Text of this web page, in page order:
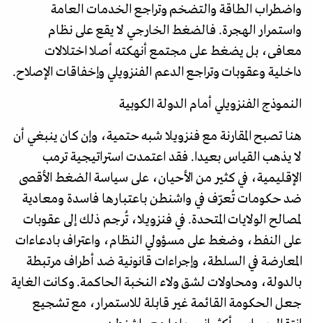
واضطراب الطاقة والتضخم وتراجع الخدمات العامة
واستمرار الهجرة. فالضغط الخارجي لا يقع على نظام
معافى، بل يضغط على مجتمع أنهكته أصلا اختلالات
داخلية وعقوبات وتراجع الدعم الفنزويلي وإخفاقات الإصلاح.
النموذج الفنزويلي أمام الدولة الكوبية
هنا تصبح المقارنة مع فنزويلا شبه حتمية، وإن كان ينبغي أن
لا يذهب القياس بعيدا. فقد اعتمدت استراتيجية ترمب
الإقليمية، في كثير من الأحيان، على سياسة الضغط الأقصى
ضد حكومات تُعرّف في واشنطن باعتبارها فاسدة ومعادية
لمصالح الولايات المتحدة. في فنزويلا، تُرجم ذلك إلى عقوبات
على النفط، وضغط على مسؤولي النظام، واعتراف بادعاءات
المعارضة في السلطة، وإجراءات قانونية ضد أطراف مرتبطة
بالدولة، ومحاولات لشق ولاء النخبة الحاكمة. وكانت الغاية
جعل الحكومة القائمة غير قابلة للاستمرار، مع تشجيع